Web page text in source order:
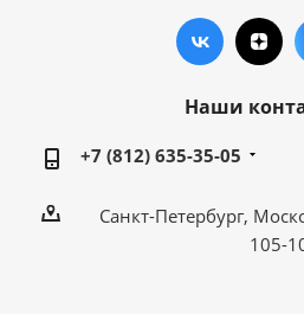
Наши
+7 (812) 635-35-05
Санкт-Петербург,
105-